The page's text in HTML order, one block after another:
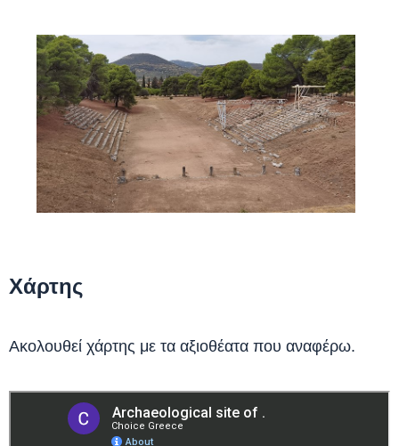
Χάρτης
Ακολουθεί χάρτης με τα αξιοθέατα που αναφέρω.